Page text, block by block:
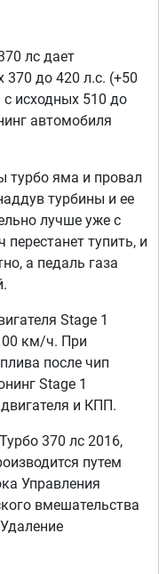
лс дает
370 до 420 л.с. (+50
исходных 510 до
автомобиля
турбо яма и провал
турбины и ее
лучше уже с
тупить, и
а педаль газа
Stage 1
км/ч. При
после чип
Stage 1
и КПП.
370 лс 2016,
путем
Управления
вмешательства